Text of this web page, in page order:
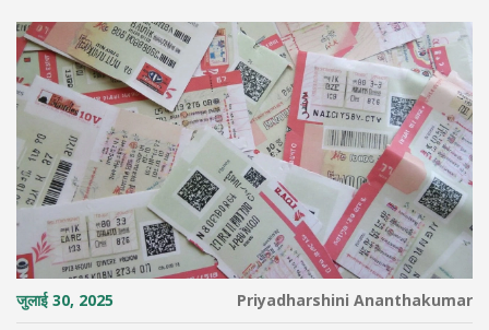
जुलाई 30, 2025 Priyadharshini Ananthakumar